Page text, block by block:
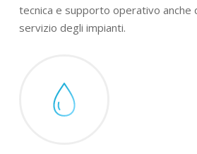
tecnica e supporto operativo anche
servizio degli impianti.